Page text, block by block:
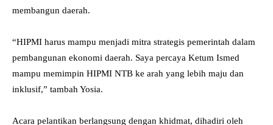
membangun daerah.
“HIPMI harus mampu menjadi mitra strategis pemerintah dalam
pembangunan ekonomi daerah. Saya percaya Ketum Ismed
mampu memimpin HIPMI NTB ke arah yang lebih maju dan
inklusif,” tambah Yosia.
Acara pelantikan berlangsung dengan khidmat, dihadiri oleh